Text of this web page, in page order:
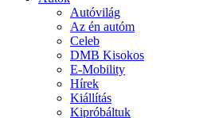
Autóvilág
Az én autóm
Celeb
DMB Kisokos
E-Mobility
Hírek
Kiállítás
Kipróbáltuk